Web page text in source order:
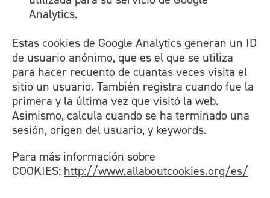
Analytics.
Estas cookies de Google Analytics generan un ID
de usuario anónimo, que es el que se utiliza
para hacer recuento de cuantas veces visita el
sitio un usuario. También registra cuando fue la
primera y la última vez que visitó la web.
Asimismo, calcula cuando se ha terminado una
sesión, origen del usuario, y keywords.
Para más información sobre
COOKIES: http://www.allaboutcookies.org/es/